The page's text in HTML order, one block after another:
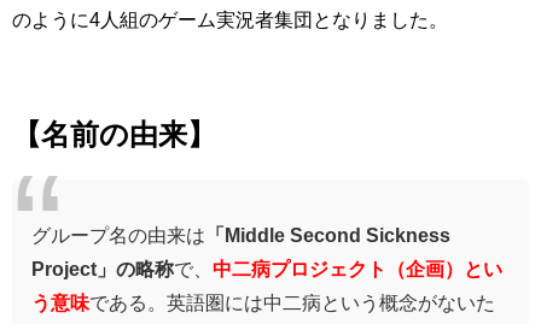
のように4人組のゲーム実況者集団となりました。
【名前の由来】
グループ名の由来は 「Middle Second Sickness
Project」の略称で、 中二病プロジェクト（企画）とい
う意味である。英語圏には中二病という概念がないた